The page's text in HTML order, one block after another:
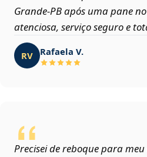
Grande‑PB após uma pane
atenciosa, serviço seguro e
RV Rafaela V.
Precisei de reboque para